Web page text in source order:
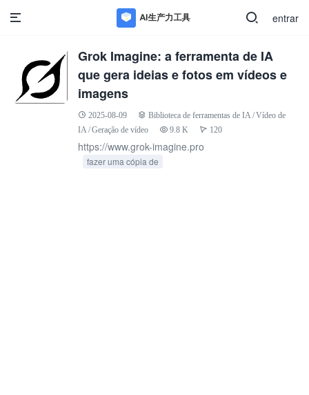
entrar
Grok Imagine: a ferramenta de IA
que gera ideias e fotos em vídeos e
imagens
2025-08-09 Biblioteca de ferramentas de IA /Vídeo de
IA /Geração de vídeo 9.8 K 120
https://www.grok-imagine.pro
fazer uma cópia de